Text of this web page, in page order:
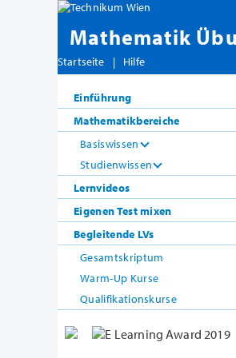
Mathematik
Startseite | Hilfe
Einführung
Mathematikbereiche
Basiswissen
Studienwissen
Lernvideos
Eigenen Test mixen
Begleitende LVs
Gesamtskriptum
Warm-Up Kurse
Qualifikationskurse